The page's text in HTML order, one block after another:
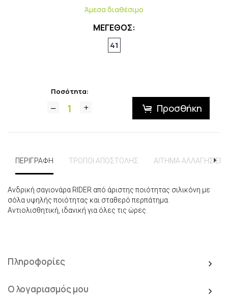
Άμεσα διαθέσιμο
ΜΕΓΕΘΟΣ:
41
Ποσότητα:
Προσθήκη
ΠΕΡΙΓΡΑΦΗ ΤΡΟΠΟΙ ΑΠΟΣΤΟΛΗΣ ΑΙΤΗΜΑ ΑΛΛΑΓΗΣ
Ανδρική σαγιονάρα RIDER από άριστης ποιότητας σιλικόνη με
σόλα υψηλής ποιότητας και σταθερό περπάτημα.
Αντιολισθητική, ιδανική για όλες τις ώρες.
Πληροφορίες
Ο λογαριασμός μου